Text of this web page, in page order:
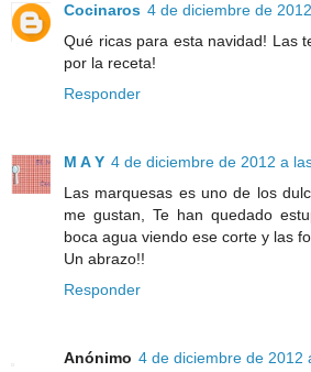
Cocinaros 4 de diciembre de
Qué ricas para esta navidad! Las
por la receta!
Responder
M A Y 4 de diciembre de 2012 a
Las marquesas es uno de los
me gustan, Te han quedado
boca agua viendo ese corte y las
Un abrazo!!
Responder
Anónimo 4 de diciembre de 2012